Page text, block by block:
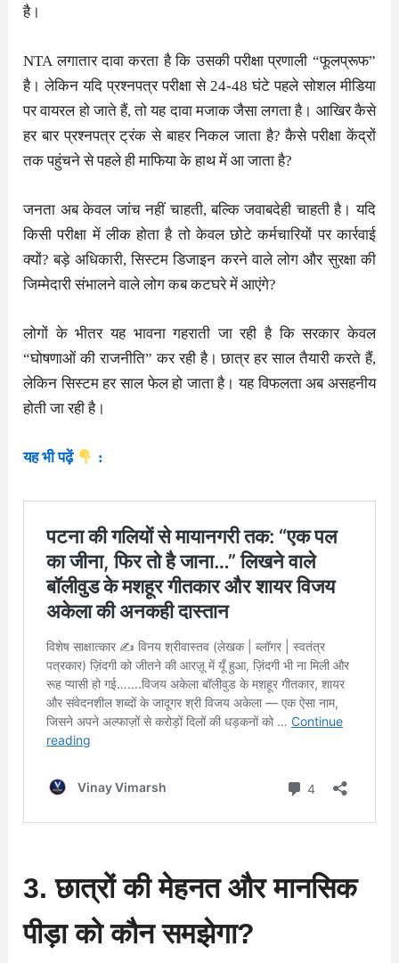
है।
NTA लगातार दावा करता है कि उसकी परीक्षा प्रणाली “फूलप्रूफ”
है। लेकिन यदि प्रश्नपत्र परीक्षा से 24-48 घंटे पहले सोशल मीडिया
पर वायरल हो जाते हैं, तो यह दावा मजाक जैसा लगता है। आखिर कैसे
हर बार प्रश्नपत्र ट्रंक से बाहर निकल जाता है? कैसे परीक्षा केंद्रों
तक पहुंचने से पहले ही माफिया के हाथ में आ जाता है?
जनता अब केवल जांच नहीं चाहती, बल्कि जवाबदेही चाहती है। यदि
किसी परीक्षा में लीक होता है तो केवल छोटे कर्मचारियों पर कार्रवाई
क्यों? बड़े अधिकारी, सिस्टम डिजाइन करने वाले लोग और सुरक्षा की
जिम्मेदारी संभालने वाले लोग कब कटघरे में आएंगे?
लोगों के भीतर यह भावना गहराती जा रही है कि सरकार केवल
“घोषणाओं की राजनीति” कर रही है। छात्र हर साल तैयारी करते हैं,
लेकिन सिस्टम हर साल फेल हो जाता है। यह विफलता अब असहनीय
होती जा रही है।
यह भी पढ़ें :
3. छात्रों की मेहनत और मानसिक
पीड़ा को कौन समझेगा?